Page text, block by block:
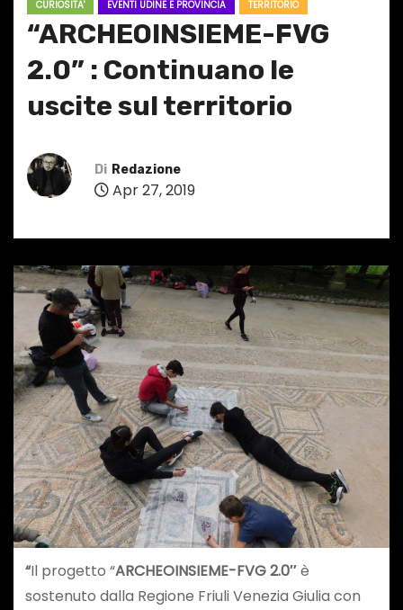
CURIOSITA' EVENTI UDINE E PROVINCIA TERRITORIO
“ARCHEOINSIEME-FVG
2.0” : Continuano le
uscite sul territorio
Di Redazione
Apr 27, 2019
“Il progetto “ARCHEOINSIEME-FVG 2.0″è
sostenuto dalla Regione Friuli Venezia Giulia con